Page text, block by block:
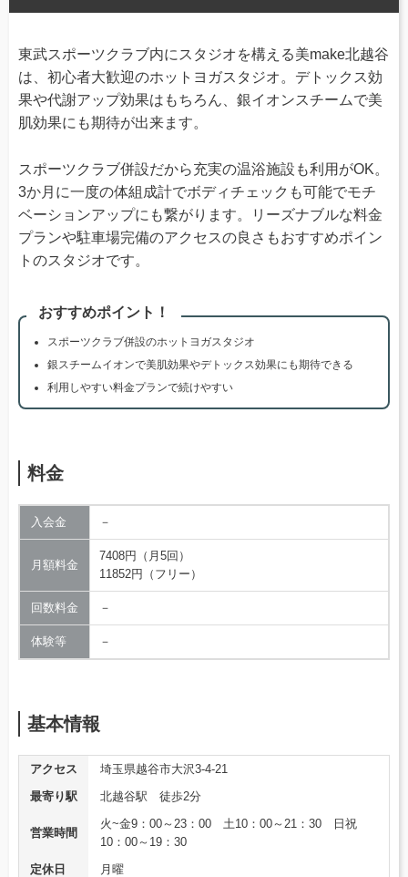
東武スポーツクラブ内にスタジオを構える美make北越谷
は、初心者大歓迎のホットヨガスタジオ。デトックス効
果や代謝アップ効果はもちろん、銀イオンスチームで美
肌効果にも期待が出来ます。
スポーツクラブ併設だから充実の温浴施設も利用がOK。
3か月に一度の体組成計でボディチェックも可能でモチ
ベーションアップにも繋がります。リーズナブルな料金
プランや駐車場完備のアクセスの良さもおすすめポイン
トのスタジオです。
おすすめポイント！
スポーツクラブ併設のホットヨガスタジオ
銀スチームイオンで美肌効果やデトックス効果にも期待できる
利用しやすい料金プランで続けやすい
料金
入会金 －
月額料金
7408円（月5回）
11852円（フリー）
回数料金 －
体験等 －
基本情報
アクセス
埼玉県越谷市大沢3-4-21
最寄り駅
北越谷駅 徒歩2分
営業時間
火~金9：00～23：00 土10：00～21：30 日祝
10：00～19：30
定休日
月曜